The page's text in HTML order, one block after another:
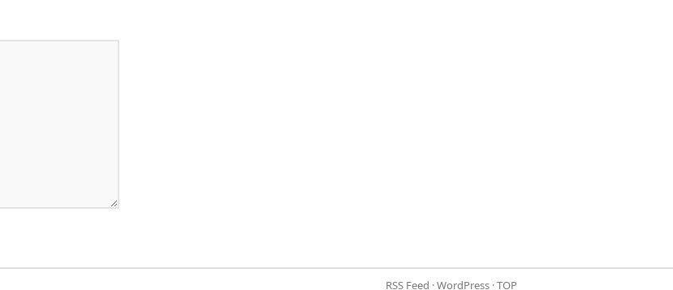
RSS Feed ·WordPress ·TOP